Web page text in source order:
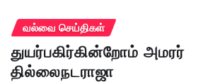
வல்வை செய்திகள்
துயர்பகிர்கின்றோம் அமரர்
தில்லைநடராஜா